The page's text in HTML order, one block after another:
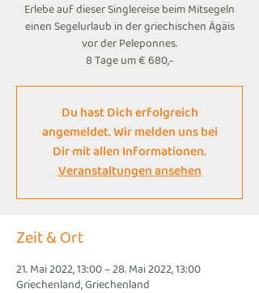
Erlebe auf dieser Singlereise beim Mitsegeln
einen Segelurlaub in der griechischen Ägäis
vor der Peleponnes.
8 Tage um € 680,-
Du hast Dich erfolgreich
angemeldet. Wir melden uns bei
Dir mit allen Informationen.
Veranstaltungen ansehen
Zeit & Ort
21. Mai 2022, 13:00 – 28. Mai 2022, 13:00
Griechenland, Griechenland